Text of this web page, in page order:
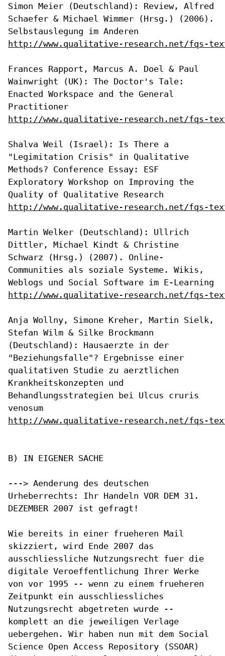
Simon Meier (Deutschland): Review, Alfred
Schaefer & Michael Wimmer
(Hrsg.) (2006).
Selbstauslegung im Anderen
http://www.qualitative-research.net/fqs-
Frances Rapport, Marcus A. Doel & Paul
Wainwright (UK): The Doctor's Tale:
Enacted Workspace and the General
Practitioner
http://www.qualitative-research.net/fqs-
Shalva Weil (Israel): Is There a
"Legimitation Crisis" in Qualitative
Methods? Conference Essay: ESF
Exploratory Workshop on Improving the
Quality of Qualitative Research
http://www.qualitative-research.net/fqs-
Martin Welker (Deutschland): Ullrich
Dittler, Michael Kindt & Christine
Schwarz (Hrsg.) (2007). Online-
Communities als soziale Systeme. Wikis,
Weblogs und Social Software im E-Learning
http://www.qualitative-research.net/fqs-
Anja Wollny, Simone Kreher, Martin Sielk,
Stefan Wilm & Silke Brockmann
(Deutschland): Hausaerzte in der
"Beziehungsfalle"? Ergebnisse einer
qualitativen Studie zu aerztlichen
Krankheitskonzepten und
Behandlungsstrategien bei Ulcus cruris
venosum
http://www.qualitative-research.net/fqs-
B) IN EIGENER SACHE
---> Aenderung des deutschen
Urheberrechts: Ihr Handeln VOR DEM 31.
DEZEMBER 2007 ist gefragt!
Wie bereits in einer frueheren Mail
skizziert, wird Ende 2007 das
ausschliessliche Nutzungsrecht fuer die
digitale Veroeffentlichung Ihrer Werke
von vor 1995 -- wenn zu einem frueheren
Zeitpunkt ein ausschliessliches
Nutzungsrecht abgetreten wurde --
komplett an die jeweiligen Verlage
uebergehen. Wir haben nun mit dem Social
Science Open Access Repository (SSOAR)